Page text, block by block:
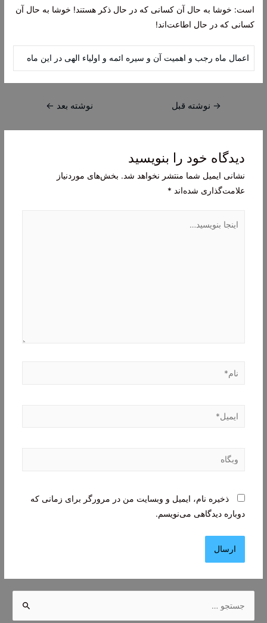
است: خوشا به حال آن کسانى که در حال ذکر هستند! خوشا به حال آن
کسانى که در حال اطاعت‌اند!
اعمال ماه رجب و اهمیت آن و سیره ائمه و اولیاء الهی در این ماه
راهبری
→ نوشته قبل نوشته بعد ←
دیدگاه‌ خود را بنویسید
نشانی ایمیل شما منتشر نخواهد شد. بخش‌های موردنیاز
علامت‌گذاری شده‌اند *
بنویسید…
نام*
ایمیل*
وبگاه
ذخیره نام، ایمیل و وبسایت من در مرورگر برای زمانی که
دوباره دیدگاهی می‌نویسم.